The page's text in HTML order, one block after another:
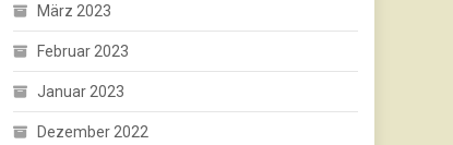
März 2023
Februar 2023
Januar 2023
Dezember 2022